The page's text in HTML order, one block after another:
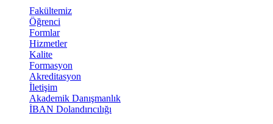
Fakültemiz
Öğrenci
Formlar
Hizmetler
Kalite
Formasyon
Akreditasyon
İletişim
Akademik Danışmanlık
İBAN Dolandırıcılığı